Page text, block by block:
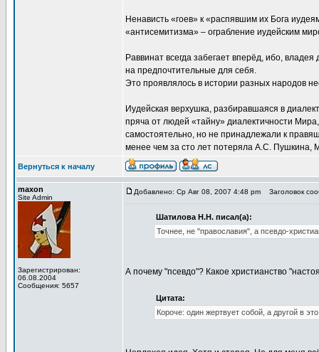
Ненависть «гоев» к «распявшим их Бога
«антисемитизма» – ограбление иудейским
Раввинат всегда забегает вперёд, ибо,
на предпочтительные для себя.
Это проявлялось в истории разных народов
Иудейская верхушка, разбиравшаяся в
пряча от людей «тайну» диалектичности
самостоятельно, но не принадлежали к
менее чем за сто лет потеряла А.С.
Вернуться к началу
maxon
Site Admin
Зарегистрирован:
06.08.2004
Сообщения: 5657
Добавлено: Ср Авг 08, 2007 4:48 pm Заголовок
Шатилова Н.Н. писал(а):
Точнее, не "православия", а псевдо-
А почему "псевдо"? Какое христианство
Цитата:
Короче: один жертвует собой, а другой в